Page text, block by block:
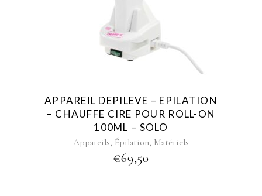
APPAREIL DEPILEVE – EPILATION
– CHAUFFE CIRE POUR ROLL-ON
100ML – SOLO
Appareils, Épilation, Matériels
€69,50